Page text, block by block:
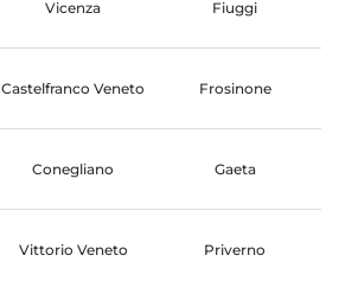
Vicenza Fiuggi
Castelfranco Veneto Frosinone
Conegliano Gaeta
Vittorio Veneto Priverno